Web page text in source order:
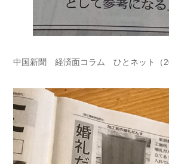
中国新聞 経済面コラム ひとネット（